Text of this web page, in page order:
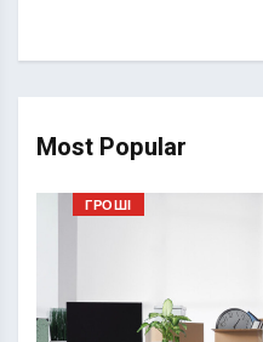
Most Popular
ГРОШІ